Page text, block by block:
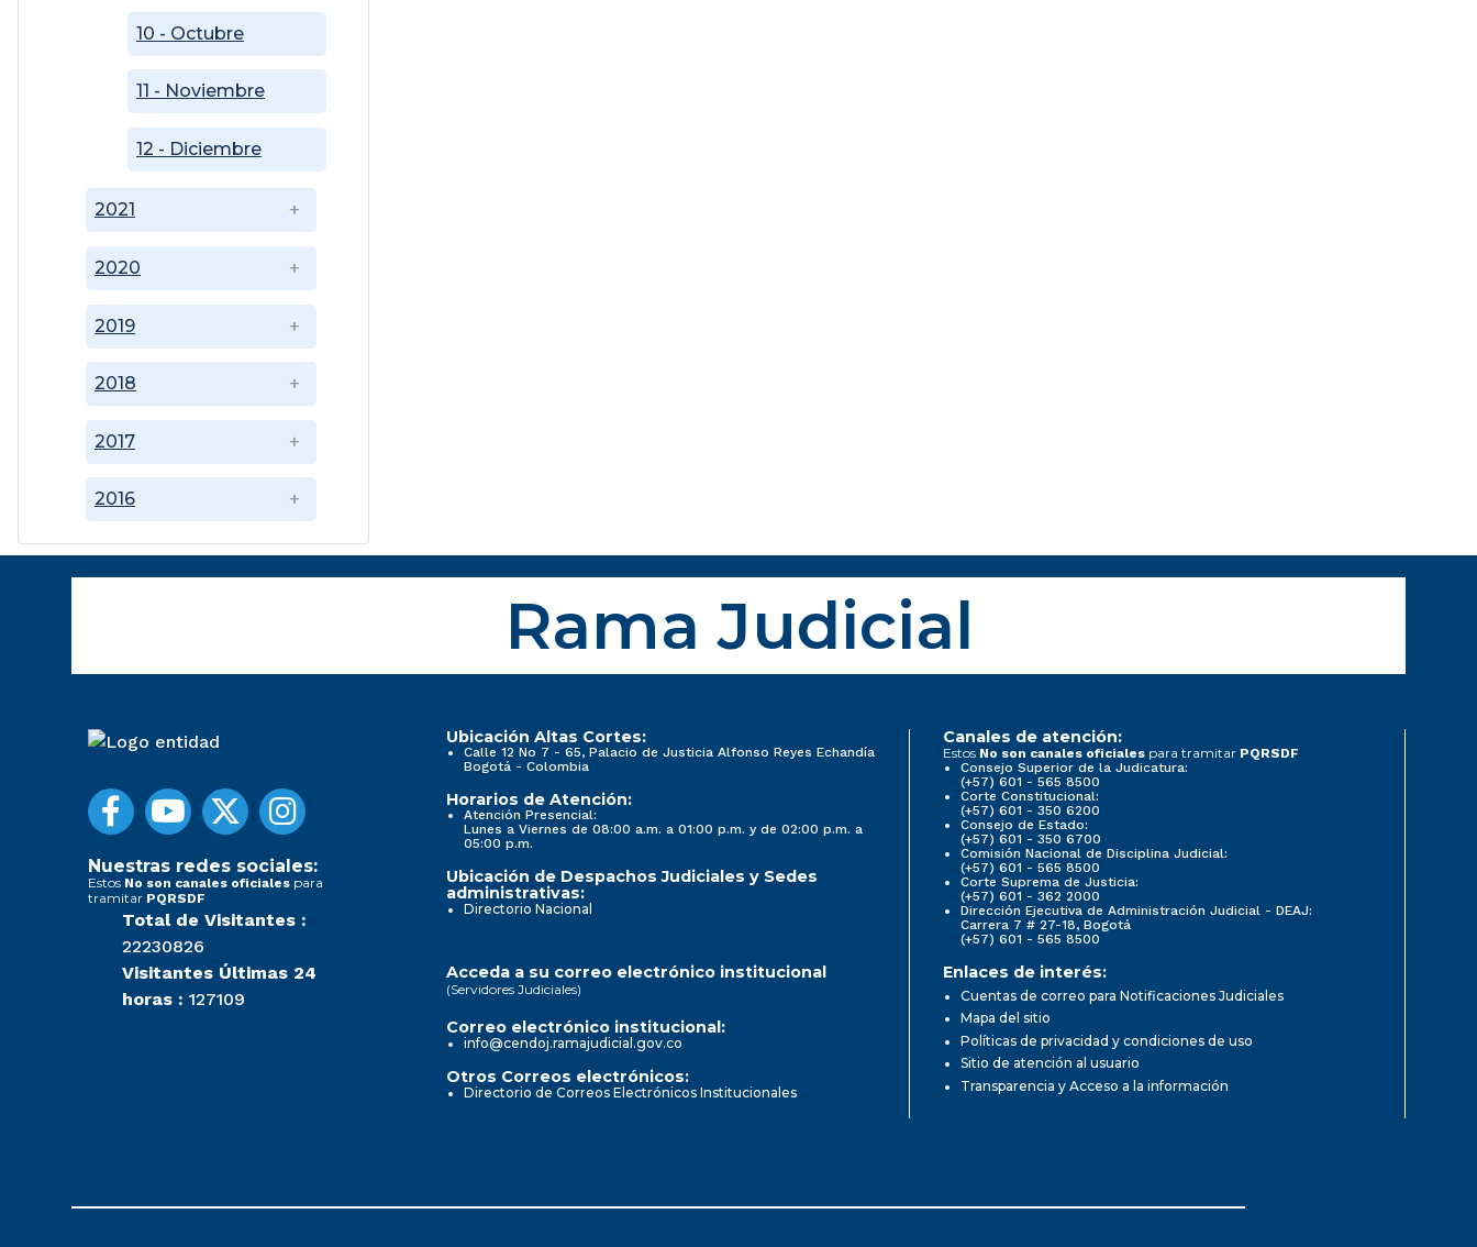
2016
2017
2018
2019
2020
2021
10 - Octubre
11 - Noviembre
12 - Diciembre
Rama Judicial
Nuestras redes sociales:
Estos No son canales oficiales para
tramitar PQRSDF
Total de Visitantes :
22230826
Visitantes Últimas 24
horas : 127109
Ubicación Altas Cortes:
Calle 12 No 7 - 65, Palacio de Justicia Alfonso Reyes Echandía
Bogotá - Colombia
Horarios de Atención:
Atención Presencial:
Lunes a Viernes de 08:00 a.m. a 01:00 p.m. y de 02:00 p.m. a
05:00 p.m.
Ubicación de Despachos Judiciales y Sedes
administrativas:
Directorio Nacional
Canales de atención:
Estos No son canales oficiales para tramitar PQRSDF
Consejo Superior de la Judicatura:
(+57) 601 - 565 8500
Corte Constitucional:
(+57) 601 - 350 6200
Consejo de Estado:
(+57) 601 - 350 6700
Comisión Nacional de Disciplina Judicial:
(+57) 601 - 565 8500
Corte Suprema de Justicia:
(+57) 601 - 362 2000
Dirección Ejecutiva de Administración Judicial - DEAJ:
Carrera 7 # 27-18, Bogotá
(+57) 601 - 565 8500
Acceda a su correo electrónico institucional
(Servidores Judiciales)
Correo electrónico institucional:
info@cendoj.ramajudicial.gov.co
Otros Correos electrónicos:
Directorio de Correos Electrónicos Institucionales
Enlaces de interés:
Cuentas de correo para Notificaciones Judiciales
Mapa del sitio
Políticas de privacidad y condiciones de uso
Sitio de atención al usuario
Transparencia y Acceso a la información